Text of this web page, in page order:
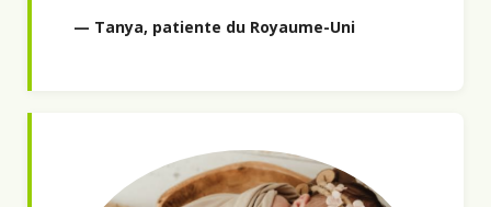
— Tanya, patiente du Royaume-Uni